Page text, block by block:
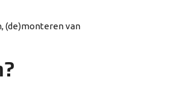
(de)monteren van